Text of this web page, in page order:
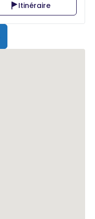
Itinéraire